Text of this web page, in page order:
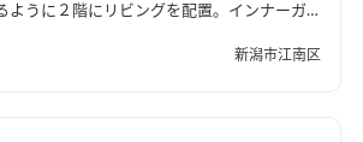
ように２階にリビングを配置。インナーガ
をつないだ、より利便性の高い設計です。
新潟市江南区